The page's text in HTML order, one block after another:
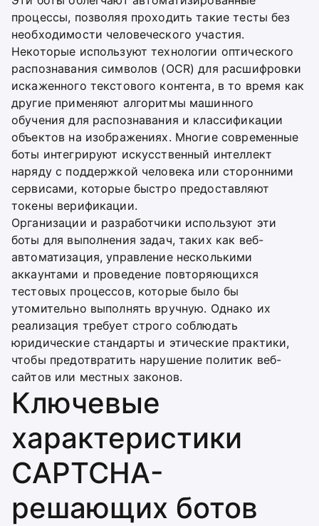
процессы, позволяя проходить такие тесты без
необходимости человеческого участия.
Некоторые используют технологии оптического
распознавания символов (OCR) для расшифровки
искаженного текстового контента, в то время как
другие применяют алгоритмы машинного
обучения для распознавания и классификации
объектов на изображениях. Многие современные
боты интегрируют искусственный интеллект
наряду с поддержкой человека или сторонними
сервисами, которые быстро предоставляют
токены верификации.
Организации и разработчики используют эти
боты для выполнения задач, таких как веб-
автоматизация, управление несколькими
аккаунтами и проведение повторяющихся
тестовых процессов, которые было бы
утомительно выполнять вручную. Однако их
реализация требует строго соблюдать
юридические стандарты и этические практики,
чтобы предотвратить нарушение политик веб-
сайтов или местных законов.
Ключевые
характеристики
CAPTCHA-
решающих ботов